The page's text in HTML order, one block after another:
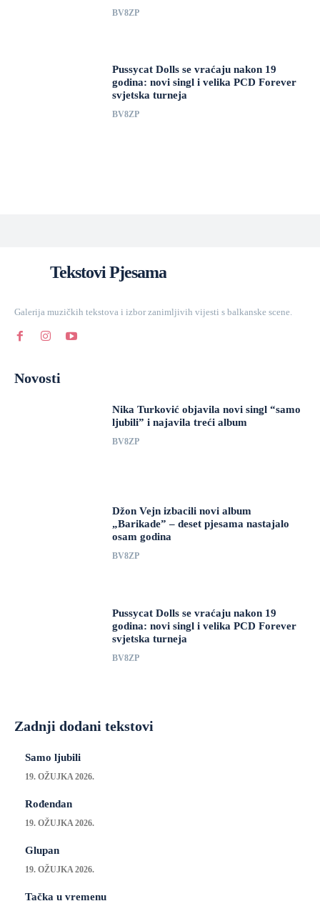
BV8ZP
Pussycat Dolls se vraćaju nakon 19
godina: novi singl i velika PCD Forever
svjetska turneja
BV8ZP
Tekstovi Pjesama
Galerija muzičkih tekstova i izbor zanimljivih vijesti s balkanske scene.
Novosti
Nika Turković objavila novi singl “samo
ljubili” i najavila treći album
BV8ZP
Džon Vejn izbacili novi album
„Barikade” – deset pjesama nastajalo
osam godina
BV8ZP
Pussycat Dolls se vraćaju nakon 19
godina: novi singl i velika PCD Forever
svjetska turneja
BV8ZP
Zadnji dodani tekstovi
Samo ljubili
19. OŽUJKA 2026.
Rođendan
19. OŽUJKA 2026.
Glupan
19. OŽUJKA 2026.
Tačka u vremenu